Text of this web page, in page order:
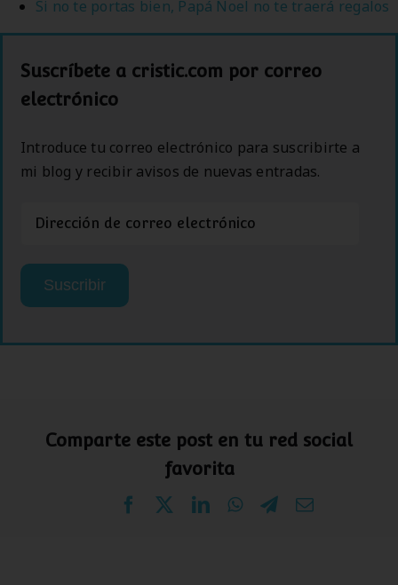
Si no te portas bien, Papá Noel no te traerá regalos
Suscríbete a cristic.com por correo
electrónico
Introduce tu correo electrónico para suscribirte a
mi blog y recibir avisos de nuevas entradas.
Dirección
correo
electrónico
Suscribir
Comparte este post en tu red social
favorita
FacebookLinkedInWhatsApp
Telegram
Correo